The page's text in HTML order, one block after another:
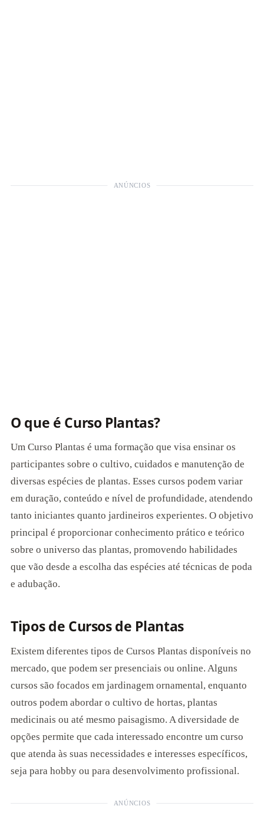
ANÚNCIOS
O que é Curso Plantas?
Um Curso Plantas é uma formação que visa ensinar os
participantes sobre o cultivo, cuidados e manutenção de
diversas espécies de plantas. Esses cursos podem variar
em duração, conteúdo e nível de profundidade, atendendo
tanto iniciantes quanto jardineiros experientes. O objetivo
principal é proporcionar conhecimento prático e teórico
sobre o universo das plantas, promovendo habilidades
que vão desde a escolha das espécies até técnicas de poda
e adubação.
Tipos de Cursos de Plantas
Existem diferentes tipos de Cursos Plantas disponíveis no
mercado, que podem ser presenciais ou online. Alguns
cursos são focados em jardinagem ornamental, enquanto
outros podem abordar o cultivo de hortas, plantas
medicinais ou até mesmo paisagismo. A diversidade de
opções permite que cada interessado encontre um curso
que atenda às suas necessidades e interesses específicos,
seja para hobby ou para desenvolvimento profissional.
ANÚNCIOS